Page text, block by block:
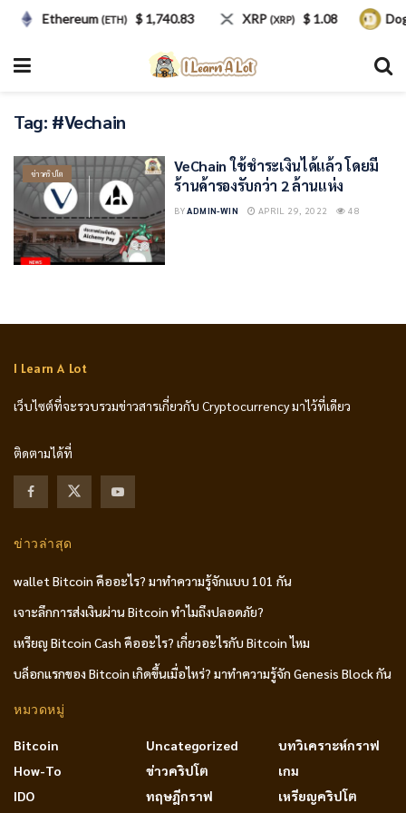
Tag: #Vechain
ข่าวคริปโต
VeChain ใช้ชำระเงินได้แล้ว โดยมี
ร้านค้ารองรับกว่า 2 ล้านแห่ง
BYADMIN-WIN APRIL 29, 2022 48
I Learn A Lot
เว็บไซต์ที่จะรวบรวมข่าวสารเกี่ยวกับ Cryptocurrency มาไว้ที่เดียว
ติดตามได้ที่
ข่าวล่าสุด
wallet Bitcoin คืออะไร? มาทำความรู้จักแบบ 101 กัน
เจาะลึกการส่งเงินผ่าน Bitcoin ทำไมถึงปลอดภัย?
เหรียญ Bitcoin Cash คืออะไร? เกี่ยวอะไรกับ Bitcoin ไหม
บล็อกแรกของ Bitcoin เกิดขึ้นเมื่อไหร่? มาทำความรู้จัก Genesis Block กัน
หมวดหมู่
Bitcoin
How-To
IDO
Uncategorized
ข่าวคริปโต
ทฤษฎีกราฟ
บทวิเคราะห์กราฟ
เกม
เหรียญคริปโต
Ethereum(ETH) $ 1,740.83 XRP(XRP) $ 1.08